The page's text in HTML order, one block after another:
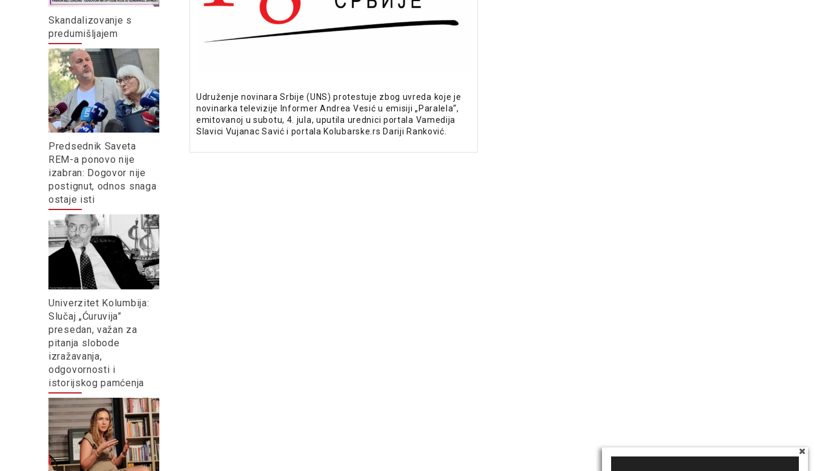
Skandalizovanje s
predumišljajem
Predsednik Saveta
REM-a ponovo nije
izabran: Dogovor nije
postignut, odnos snaga
ostaje isti
Univerzitet Kolumbija:
Slučaj „Ćuruvija”
presedan, važan za
pitanja slobode
izražavanja,
odgovornosti i
istorijskog pamćenja
Udruženje novinara Srbije (UNS) protestuje zbog uvreda koje je
novinarka televizije Informer Andrea Vesić u emisiji „Paralela“,
emitovanoj u subotu, 4. jula, uputila urednici portala Vamedija
Slavici Vujanac Savić i portala Kolubarske.rs Dariji Ranković.